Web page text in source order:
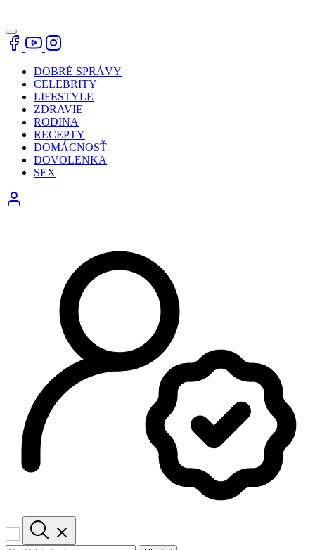
DOBRÉ SPRÁVY
CELEBRITY
LIFESTYLE
ZDRAVIE
RODINA
RECEPTY
DOMÁCNOSŤ
DOVOLENKA
SEX